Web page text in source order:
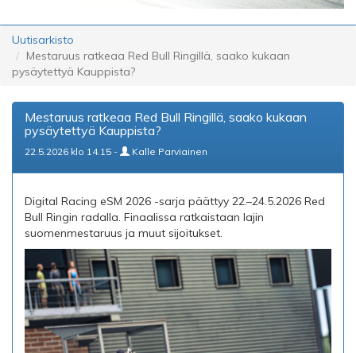
Uutisarkisto
Mestaruus ratkeaa Red Bull Ringillä, saako kukaan
pysäytettyä Kauppista?
Mestaruus ratkeaa Red Bull Ringillä, saako kukaan
pysäytettyä Kauppista?
22.5.2026 klo 14.15 - Kalle Parviainen
Digital Racing eSM 2026 -sarja päättyy 22.–24.5.2026 Red
Bull Ringin radalla. Finaalissa ratkaistaan lajin
suomenmestaruus ja muut sijoitukset.